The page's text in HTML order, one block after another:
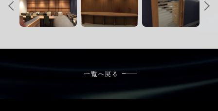
一覧へ戻る